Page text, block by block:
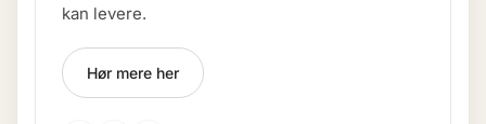
kan levere.
Hør mere her